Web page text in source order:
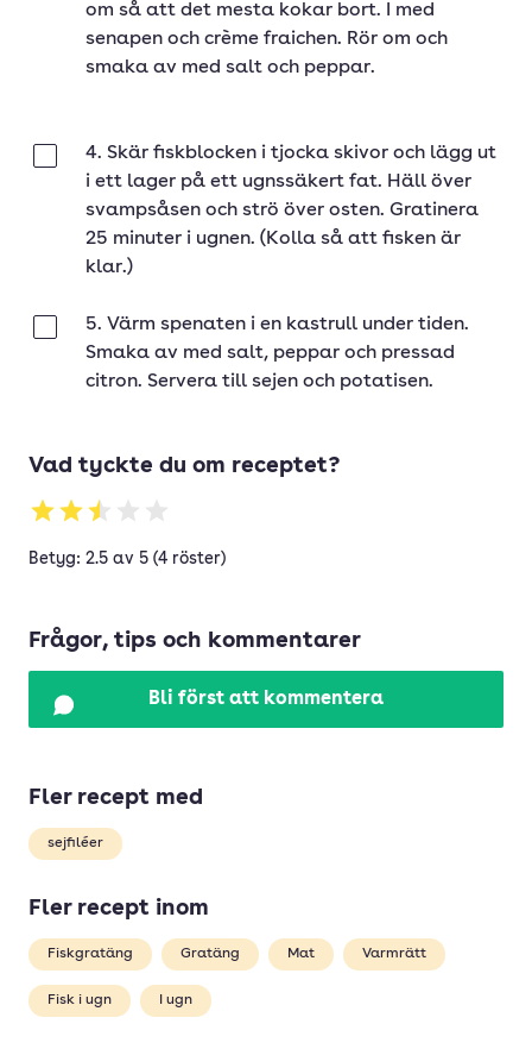
om så att det mesta kokar bort. I med
senapen och crème fraichen. Rör om och
smaka av med salt och peppar.
4. Skär fiskblocken i tjocka skivor och lägg ut
i ett lager på ett ugnssäkert fat. Häll över
svampsåsen och strö över osten. Gratinera
25 minuter i ugnen. (Kolla så att fisken är
klar.)
5. Värm spenaten i en kastrull under tiden.
Smaka av med salt, peppar och pressad
citron. Servera till sejen och potatisen.
Vad tyckte du om receptet?
Betyg: 2.5 av 5 (4 röster)
Frågor, tips och kommentarer
Bli först att kommentera
Fler recept med
sejfiléer
Fler recept inom
Fiskgratäng Gratäng Mat Varmrätt
Fisk i ugn I ugn